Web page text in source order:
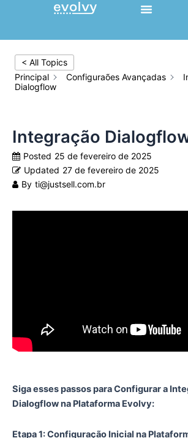
< All Topics
Principal
Configuraões Avançadas
Dialogflow
Integração
Posted 25 de fevereiro de 2025
Updated 27 de fevereiro de 2025
By ti@justsell.com.br
Siga esses passos para Configurar a
Dialogflow na Plataforma Evolvy:
Etapa 1: Configuração Inicial na